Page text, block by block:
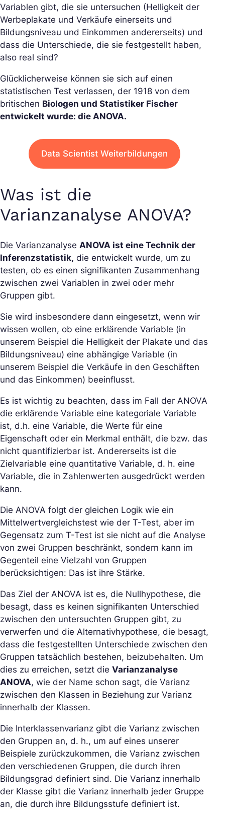
Variablen gibt, die sie untersuchen (Helligkeit der
Werbeplakate und Verkäufe einerseits und
Bildungsniveau und Einkommen andererseits) und
dass die Unterschiede, die sie festgestellt haben,
also real sind?
Glücklicherweise können sie sich auf einen
statistischen Test verlassen, der 1918 von dem
britischen Biologen und Statistiker Fischer
entwickelt wurde: die ANOVA.
Data Scientist Weiterbildungen
Was ist die
Varianzanalyse ANOVA?
Die Varianzanalyse ANOVA ist eine Technik der
Inferenzstatistik, die entwickelt wurde, um zu
testen, ob es einen signifikanten Zusammenhang
zwischen zwei Variablen in zwei oder mehr
Gruppen gibt.
Sie wird insbesondere dann eingesetzt, wenn wir
wissen wollen, ob eine erklärende Variable (in
unserem Beispiel die Helligkeit der Plakate und das
Bildungsniveau) eine abhängige Variable (in
unserem Beispiel die Verkäufe in den Geschäften
und das Einkommen) beeinflusst.
Es ist wichtig zu beachten, dass im Fall der ANOVA
die erklärende Variable eine kategoriale Variable
ist, d.h. eine Variable, die Werte für eine
Eigenschaft oder ein Merkmal enthält, die bzw. das
nicht quantifizierbar ist. Andererseits ist die
Zielvariable eine quantitative Variable, d. h. eine
Variable, die in Zahlenwerten ausgedrückt werden
kann.
Die ANOVA folgt der gleichen Logik wie ein
Mittelwertvergleichstest wie der T-Test, aber im
Gegensatz zum T-Test ist sie nicht auf die Analyse
von zwei Gruppen beschränkt, sondern kann im
Gegenteil eine Vielzahl von Gruppen
berücksichtigen: Das ist ihre Stärke.
Das Ziel der ANOVA ist es, die Nullhypothese, die
besagt, dass es keinen signifikanten Unterschied
zwischen den untersuchten Gruppen gibt, zu
verwerfen und die Alternativhypothese, die besagt,
dass die festgestellten Unterschiede zwischen den
Gruppen tatsächlich bestehen, beizubehalten. Um
dies zu erreichen, setzt die Varianzanalyse
ANOVA, wie der Name schon sagt, die Varianz
zwischen den Klassen in Beziehung zur Varianz
innerhalb der Klassen.
Die Interklassenvarianz gibt die Varianz zwischen
den Gruppen an, d. h., um auf eines unserer
Beispiele zurückzukommen, die Varianz zwischen
den verschiedenen Gruppen, die durch ihren
Bildungsgrad definiert sind. Die Varianz innerhalb
der Klasse gibt die Varianz innerhalb jeder Gruppe
an, die durch ihre Bildungsstufe definiert ist.